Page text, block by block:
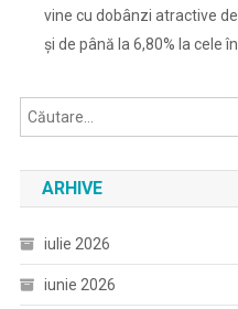
vine cu dobânzi atractive
și de până la 6,80% la cele
ARHIVE
iulie 2026
iunie 2026